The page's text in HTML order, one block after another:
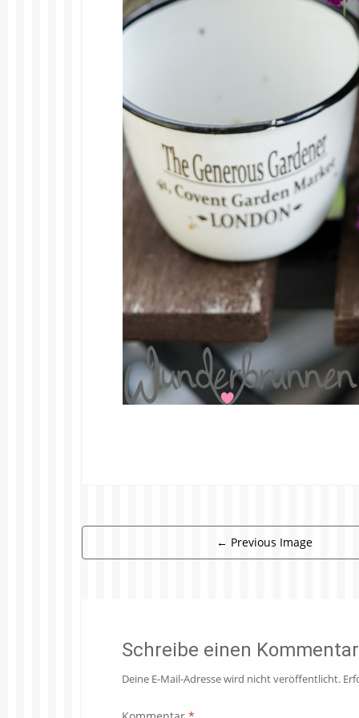
← Previous Image
Schreibe einen Kommentar
Deine E-Mail-Adresse wird nicht veröffentlicht.